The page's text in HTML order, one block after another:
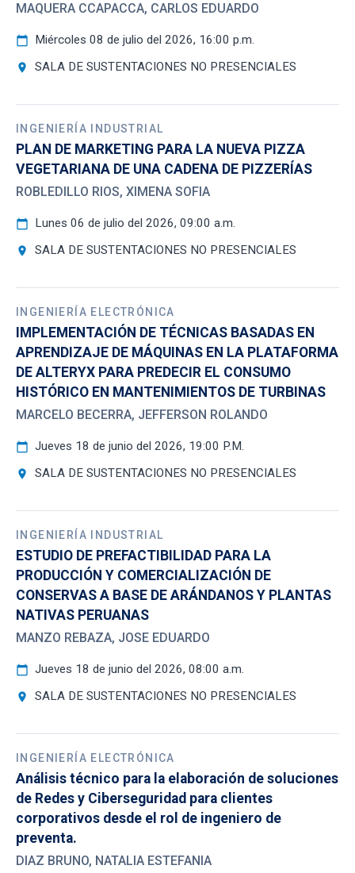
MAQUERA CCAPACCA, CARLOS EDUARDO
calendar_today Miércoles 08 de julio del 2026, 16:00 p.m.
location_on SALA DE SUSTENTACIONES NO PRESENCIALES
INGENIERÍA INDUSTRIAL
PLAN DE MARKETING PARA LA NUEVA PIZZA
VEGETARIANA DE UNA CADENA DE PIZZERÍAS
ROBLEDILLO RIOS, XIMENA SOFIA
calendar_today Lunes 06 de julio del 2026, 09:00 a.m.
location_on SALA DE SUSTENTACIONES NO PRESENCIALES
INGENIERÍA ELECTRÓNICA
IMPLEMENTACIÓN DE TÉCNICAS BASADAS EN
APRENDIZAJE DE MÁQUINAS EN LA PLATAFORMA
DE ALTERYX PARA PREDECIR EL CONSUMO
HISTÓRICO EN MANTENIMIENTOS DE TURBINAS
MARCELO BECERRA, JEFFERSON ROLANDO
calendar_today Jueves 18 de junio del 2026, 19:00 P.M.
location_on SALA DE SUSTENTACIONES NO PRESENCIALES
INGENIERÍA INDUSTRIAL
ESTUDIO DE PREFACTIBILIDAD PARA LA
PRODUCCIÓN Y COMERCIALIZACIÓN DE
CONSERVAS A BASE DE ARÁNDANOS Y PLANTAS
NATIVAS PERUANAS
MANZO REBAZA, JOSE EDUARDO
calendar_today Jueves 18 de junio del 2026, 08:00 a.m.
location_on SALA DE SUSTENTACIONES NO PRESENCIALES
INGENIERÍA ELECTRÓNICA
Análisis técnico para la elaboración de soluciones
de Redes y Ciberseguridad para clientes
corporativos desde el rol de ingeniero de
preventa.
DIAZ BRUNO, NATALIA ESTEFANIA